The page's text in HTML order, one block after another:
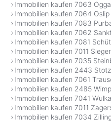
Immobilien kaufen 7063
Immobilien kaufen 7064 Oslip
Immobilien kaufen 7083
Immobilien kaufen 7062
Immobilien kaufen 7081
Immobilien kaufen 7011
Immobilien kaufen 7035
Immobilien kaufen 2443
Immobilien kaufen 7061
Immobilien kaufen 2485
Immobilien kaufen 7041
Immobilien kaufen 7011
Immobilien kaufen 7034